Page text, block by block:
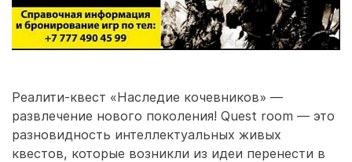
Реалити-квест «Наследие кочевников» —
развлечение нового поколения! Quest room — это
разновидность интеллектуальных живых
квестов, которые возникли из идеи перенести в